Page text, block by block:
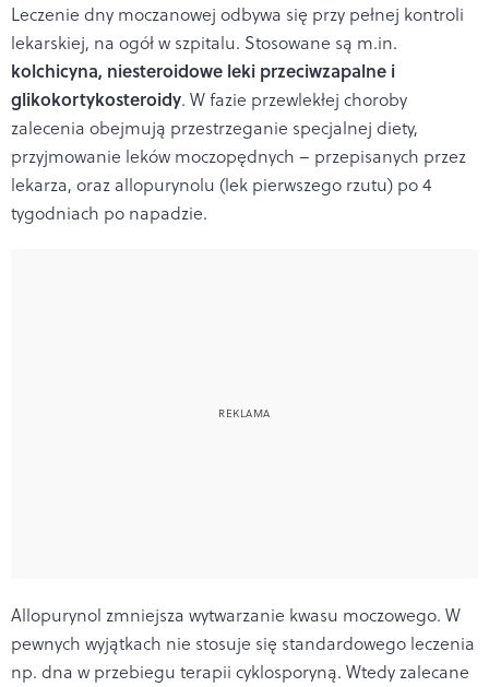
Leczenie dny moczanowej odbywa się przy pełnej kontroli
lekarskiej, na ogół w szpitalu. Stosowane są m.in.
kolchicyna, niesteroidowe leki przeciwzapalne i
glikokortykosteroidy. W fazie przewlekłej choroby
zalecenia obejmują przestrzeganie specjalnej diety,
przyjmowanie leków moczopędnych – przepisanych przez
lekarza, oraz allopurynolu (lek pierwszego rzutu) po 4
tygodniach po napadzie.
Allopurynol zmniejsza wytwarzanie kwasu moczowego. W
pewnych wyjątkach nie stosuje się standardowego leczenia
np. dna w przebiegu terapii cyklosporyną. Wtedy zalecane